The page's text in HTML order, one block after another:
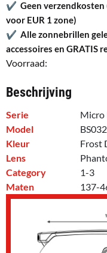
✔ Geen verzendkosten
voor EUR 1 zone)
✔ Alle zonnebrillen
accessoires en GRATIS
Voorraad:
Beschrijving
Serie
Micro
Model
Kleur
Frost
Lens
Category
1-3
Maten
137-